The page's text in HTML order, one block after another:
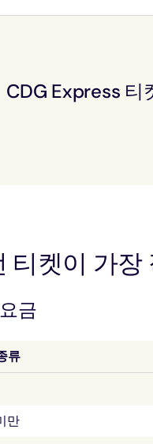
CDG Express 티
티켓이 가장
금
류
만